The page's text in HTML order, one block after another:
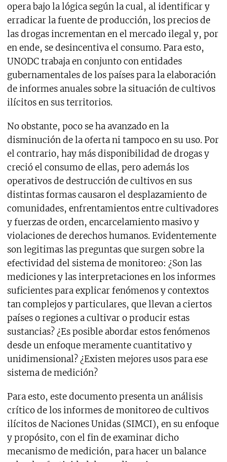
opera bajo la lógica según la cual, al identificar y
erradicar la fuente de producción, los precios de
las drogas incrementan en el mercado ilegal y, por
en ende, se desincentiva el consumo. Para esto,
UNODC trabaja en conjunto con entidades
gubernamentales de los países para la elaboración
de informes anuales sobre la situación de cultivos
ilícitos en sus territorios.
No obstante, poco se ha avanzado en la
disminución de la oferta ni tampoco en su uso. Por
el contrario, hay más disponibilidad de drogas y
creció el consumo de ellas, pero además los
operativos de destrucción de cultivos en sus
distintas formas causaron el desplazamiento de
comunidades, enfrentamientos entre cultivadores
y fuerzas de orden, encarcelamiento masivo y
violaciones de derechos humanos. Evidentemente
son legitimas las preguntas que surgen sobre la
efectividad del sistema de monitoreo: ¿Son las
mediciones y las interpretaciones en los informes
suficientes para explicar fenómenos y contextos
tan complejos y particulares, que llevan a ciertos
países o regiones a cultivar o producir estas
sustancias? ¿Es posible abordar estos fenómenos
desde un enfoque meramente cuantitativo y
unidimensional? ¿Existen mejores usos para ese
sistema de medición?
Para esto, este documento presenta un análisis
crítico de los informes de monitoreo de cultivos
ilícitos de Naciones Unidas (SIMCI), en su enfoque
y propósito, con el fin de examinar dicho
mecanismo de medición, para hacer un balance